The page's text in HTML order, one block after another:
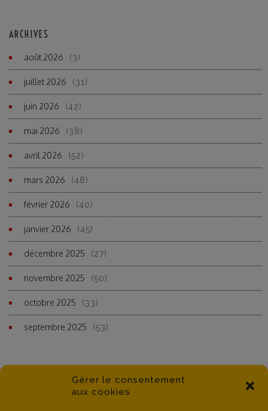
Gérer le consentement
aux cookies
ARCHIVES
août 2026 (3)
juillet 2026 (31)
juin 2026 (42)
mai 2026 (38)
avril 2026 (52)
mars 2026 (48)
février 2026 (40)
janvier 2026 (45)
décembre 2025 (27)
novembre 2025 (50)
octobre 2025 (33)
septembre 2025 (53)